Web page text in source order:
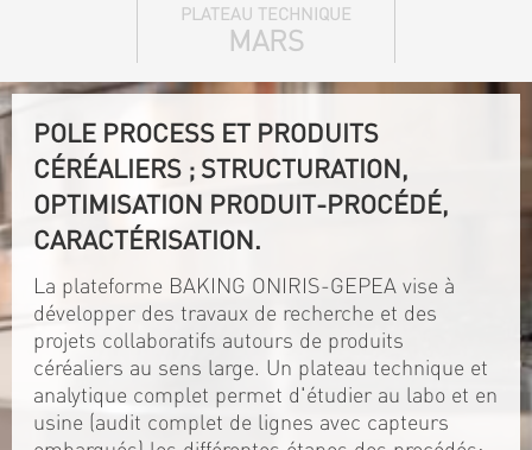
PLATEAU TECHNIQUE
MARS
POLE PROCESS ET PRODUITS
CÉRÉALIERS ; STRUCTURATION,
OPTIMISATION PRODUIT-PROCÉDÉ,
CARACTÉRISATION.
La plateforme BAKING ONIRIS-GEPEA vise à
développer des travaux de recherche et des
projets collaboratifs autours de produits
céréaliers au sens large. Un plateau technique et
analytique complet permet d'étudier au labo et en
usine (audit complet de lignes avec capteurs